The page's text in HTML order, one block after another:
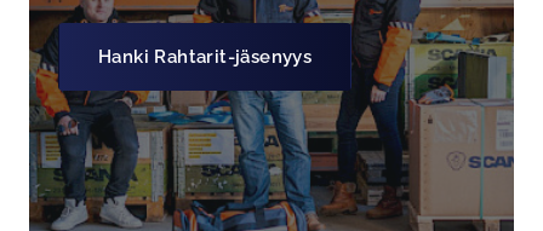
Hanki Rahtarit-jäsenyys